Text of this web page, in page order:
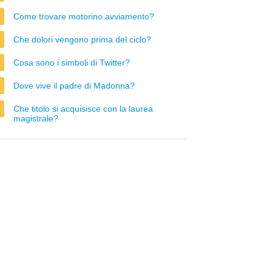
Come trovare motorino avviamento?
Che dolori vengono prima del ciclo?
Cosa sono i simboli di Twitter?
Dove vive il padre di Madonna?
Che titolo si acquisisce con la laurea
magistrale?